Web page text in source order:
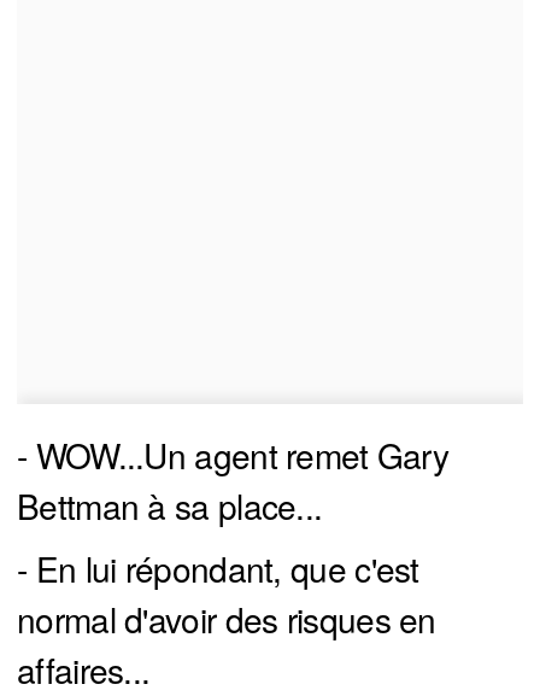
- WOW...Un agent remet Gary
Bettman à sa place...
- En lui répondant, que c'est
normal d'avoir des risques en
affaires...